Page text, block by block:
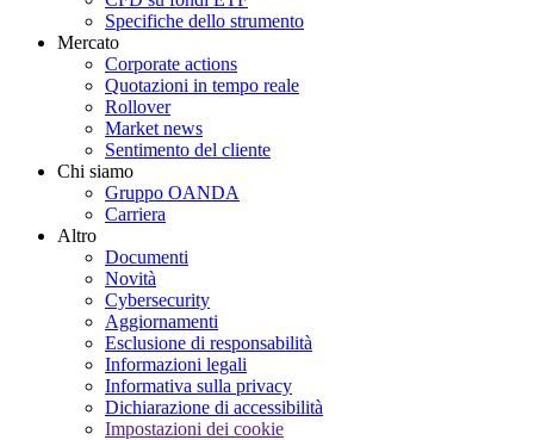
Specifiche dello strumento
Mercato
Corporate actions
Quotazioni in tempo reale
Rollover
Market news
Sentimento del cliente
Chi siamo
Gruppo OANDA
Carriera
Altro
Documenti
Novità
Cybersecurity
Aggiornamenti
Esclusione di responsabilità
Informazioni legali
Informativa sulla privacy
Dichiarazione di accessibilità
Impostazioni dei cookie